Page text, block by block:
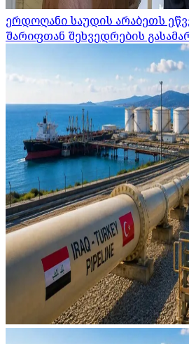
ერდოღანი საუდის არაბეთს
შარიფთან შეხვედრების